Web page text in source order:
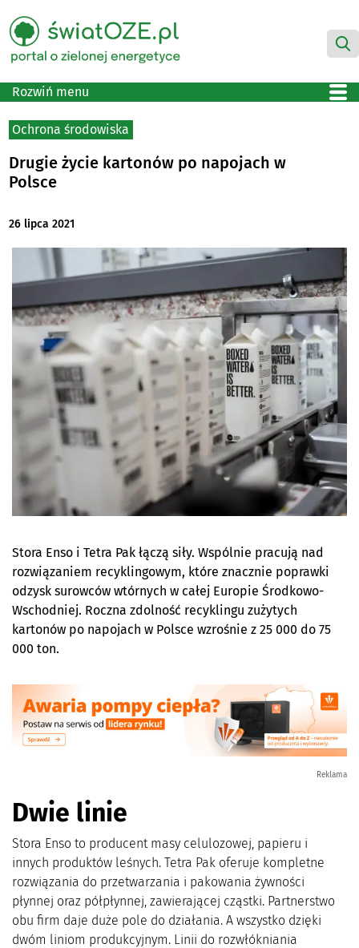
Rozwiń menu
Ochrona środowiska
Drugie życie kartonów po napojach w
Polsce
26 lipca 2021
Stora Enso i Tetra Pak łączą siły. Wspólnie pracują nad
rozwiązaniem recyklingowym, które znacznie poprawki
odzysk surowców wtórnych w całej Europie Środkowo-
Wschodniej. Roczna zdolność recyklingu zużytych
kartonów po napojach w Polsce wzrośnie z 25 000 do 75
000 ton.
Reklama
Dwie linie
Stora Enso to producent masy celulozowej, papieru i
innych produktów leśnych. Tetra Pak oferuje kompletne
rozwiązania do przetwarzania i pakowania żywności
płynnej oraz półpłynnej, zawierającej cząstki. Partnerstwo
obu firm daje duże pole do działania. A wszystko dzięki
dwóm liniom produkcyjnym. Linii do rozwłókniania